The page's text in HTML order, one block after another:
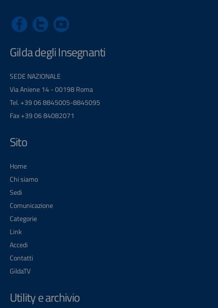
Gilda degli Insegnanti
SEDE NAZIONALE
Via Aniene 14 - 00198 Roma
Tel. +39 06 8845005-8845095
Fax +39 06 84082071
Sito
Home
Chi siamo
Sedi
Comunicazione
Categorie
Link
Accedi
Contatti
GildaTV
Utility e archivio